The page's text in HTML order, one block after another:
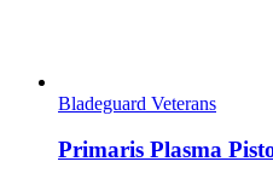
Bladeguard Veterans
Primaris Plasma